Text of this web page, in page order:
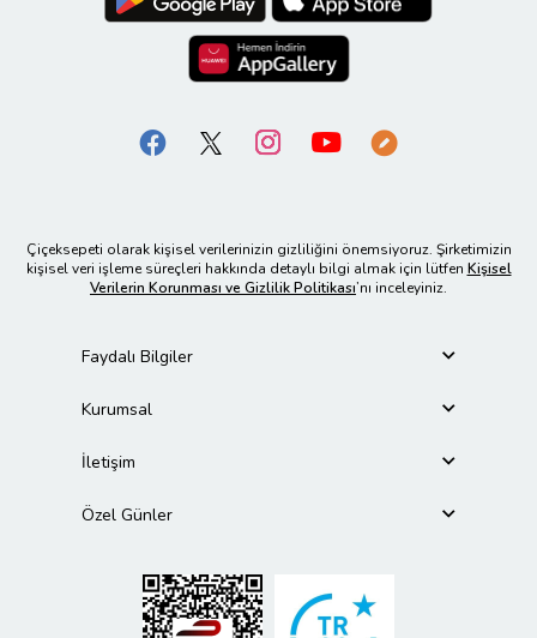
Çiçeksepeti olarak kişisel verilerinizin gizliliğini önemsiyoruz. Şirketimizin
kişisel veri işleme süreçleri hakkında detaylı bilgi almak için lütfen Kişisel
Verilerin Korunması ve Gizlilik Politikası’nı inceleyiniz.
Faydalı Bilgiler
Kurumsal
İletişim
Özel Günler